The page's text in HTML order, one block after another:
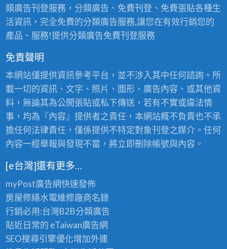
類廣告刊登服務，分類廣告、免費刊登、免費張貼各種生
活資訊，完全免費的分類廣告服務,讓您在有效行銷您的
產品、服務!提供分類廣告免費刊登服務
免責聲明
本網站僅提供資訊參考平台，並不涉入其中任何諮詢。所
載一切的資訊、文字、照片、圖形、廣告內容、或其他資
料，無論其為公開張貼或私下傳送，若有不實或違法情
事，均為『內容』提供者之責任，本網站概不負責也不承
擔任何法律責任，僅係提供不特定對象刊登之媒介。任何
內容一經舉報與發現不當，將立即刪除帳號與內容。
[e台灣]還有更多…
myPost廣告網快速發佈
房屋修繕水電維修廠商名錄
行銷必用:台灣B2B分類廣告
貼近日常的 eTaiwan廣告網
SEO搜尋引擎優化增加外連